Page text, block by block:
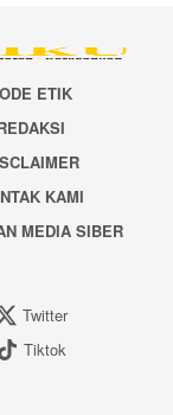
ETIK
KAMI
MEDIA SIBER
Twitter
Tiktok